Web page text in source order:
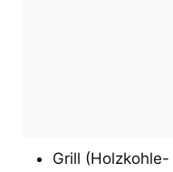
Grill